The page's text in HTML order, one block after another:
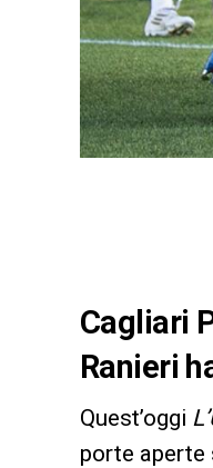
Cagliari
Ranieri
Quest’oggi
porte aperte